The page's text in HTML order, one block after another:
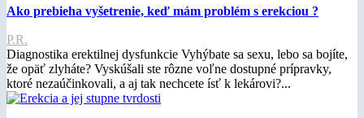
Ako prebieha vyšetrenie, keď mám problém s erekciou ?
P.R.
Diagnostika erektilnej dysfunkcie Vyhýbate sa sexu, lebo sa bojíte,
že opäť zlyháte? Vyskúšali ste rôzne voľne dostupné prípravky,
ktoré nezaúčinkovali, a aj tak nechcete ísť k lekárovi?...